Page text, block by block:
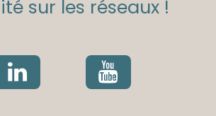
sur les réseaux !